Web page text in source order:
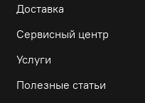
Доставка
Сервисный центр
Услуги
Полезные статьи